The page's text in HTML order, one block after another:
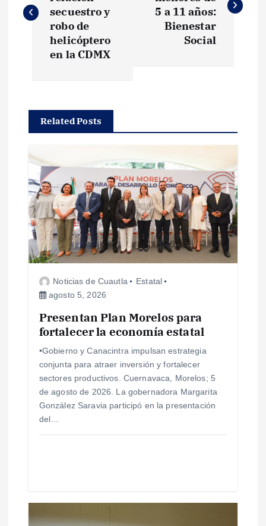
v
a
c
ó
n
d
s
secuestro y
robo de
helicóptero
en la CDMX
5 a 11 años:
Bienestar
Social
Related Posts
Noticias de Cuautla
Estatal
agosto 5, 2026
Presentan Plan Morelos para
fortalecer la economía estatal
•Gobierno y Canacintra impulsan estrategia
conjunta para atraer inversión y fortalecer
sectores productivos. Cuernavaca, Morelos; 5
de agosto de 2026. La gobernadora Margarita
González Saravia participó en la presentación
del…